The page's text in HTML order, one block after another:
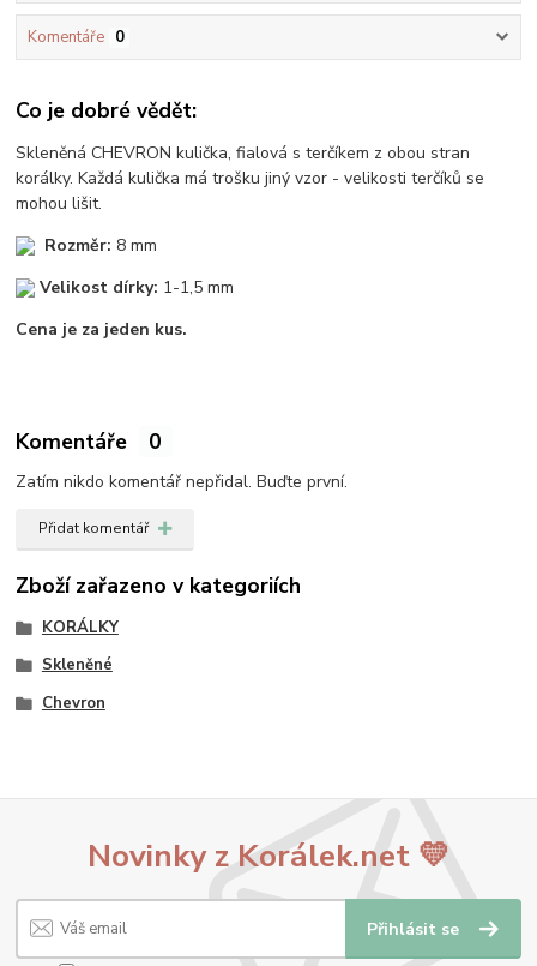
Komentáře 0
Co je dobré vědět:
Skleněná CHEVRON kulička, fialová s terčíkem z obou stran
korálky. Každá kulička má trošku jiný vzor - velikosti terčíků se
mohou lišit.
Rozměr: 8 mm
Velikost dírky: 1-1,5 mm
Cena je za jeden kus.
Komentáře 0
Zatím nikdo komentář nepřidal. Buďte první.
Přidat komentář
Zboží zařazeno v kategoriích
KORÁLKY
Skleněné
Chevron
Novinky z Korálek.net 💛
Přihlásit se